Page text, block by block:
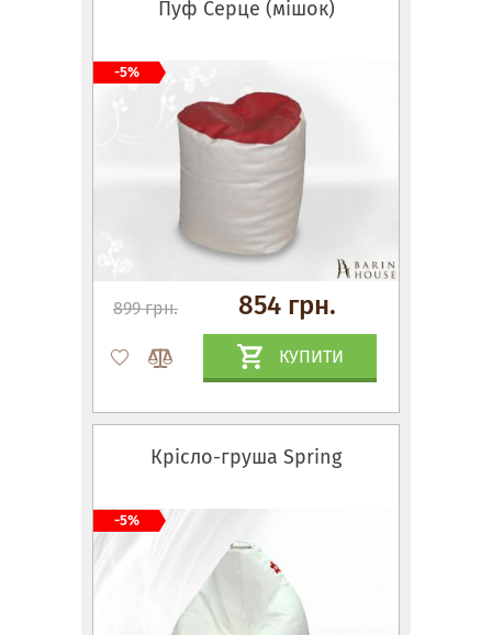
Пуф Серце (мішок)
899 грн. 854 грн.
КУПИТИ
-5%
Крісло-груша Spring
-5%